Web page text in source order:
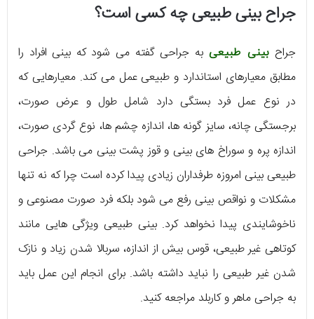
جراح بینی طبیعی چه کسی است؟
جراح بینی طبیعی به جراحی گفته می شود که بینی افراد را
مطابق معیارهای استاندارد و طبیعی عمل می کند. معیارهایی که
در نوع عمل فرد بستگی دارد شامل طول و عرض صورت،
برجستگی چانه، سایز گونه ها، اندازه چشم ها، نوع گردی صورت،
اندازه پره و سوراخ های بینی و قوز پشت بینی می باشد. جراحی
طبیعی بینی امروزه طرفداران زیادی پیدا کرده است چرا که نه تنها
مشکلات و نواقص بینی رفع می شود بلکه فرد صورت مصنوعی و
ناخوشایندی پیدا نخواهد کرد. بینی طبیعی ویژگی هایی مانند
کوتاهی غیر طبیعی، قوس بیش از اندازه، سربالا شدن زیاد و نازک
شدن غیر طبیعی را نباید داشته باشد. برای انجام این عمل باید
به جراحی ماهر و کاربلد مراجعه کنید.